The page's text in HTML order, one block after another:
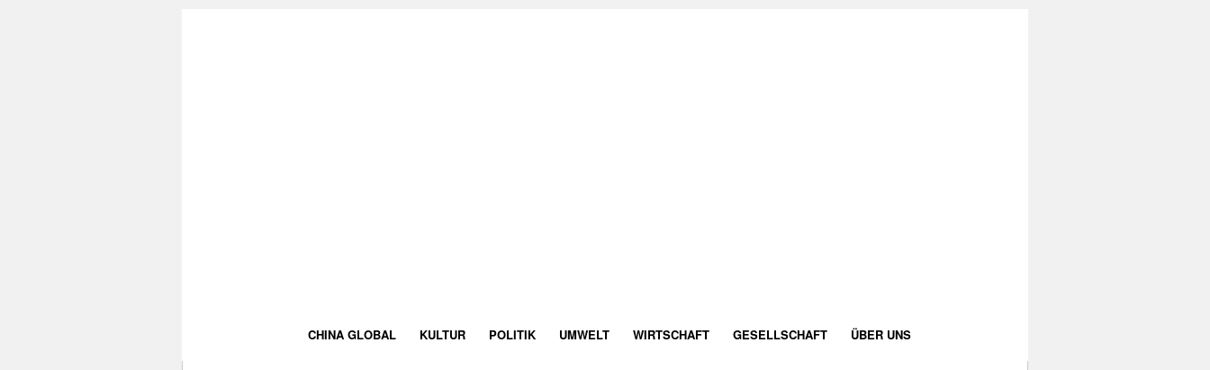
CHINA GLOBAL KULTUR POLITIK UMWELT WIRTSCHAFT GESELLSCHAFT ÜBER UNS